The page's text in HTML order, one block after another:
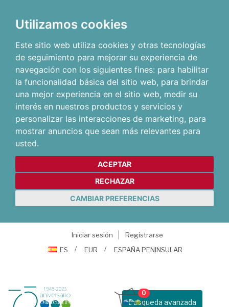
Utilizamos cookies
Este sitio web utiliza cookies y otras tecnologías
de seguimiento para mejorar su experiencia de
navegación con los siguientes fines: para habilitar
la funcionalidad básica del sitio web, para brindar
una mejor experiencia en el sitio web, medir su
interés en nuestros productos y servicios y
personalizar las interacciones de marketing, para
mostrar anuncios que sean más relevantes para
usted.
ACEPTAR
RECHAZAR
CAMBIAR PREFERENCIAS
Iniciar sesión
Registrarse
ES
EUR ESPAÑA PENINSULAR
Busqueda avanzada
0